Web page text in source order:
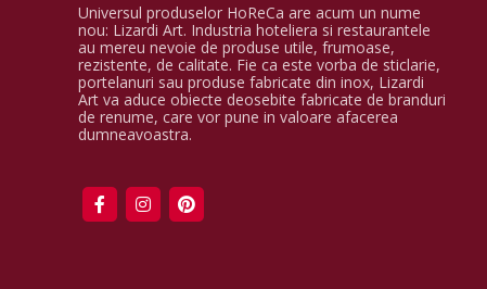
Universul produselor HoReCa are acum un nume
nou: Lizardi Art. Industria hoteliera si restaurantele
au mereu nevoie de produse utile, frumoase,
rezistente, de calitate. Fie ca este vorba de sticlarie,
portelanuri sau produse fabricate din inox, Lizardi
Art va aduce obiecte deosebite fabricate de branduri
de renume, care vor pune in valoare afacerea
dumneavoastra.